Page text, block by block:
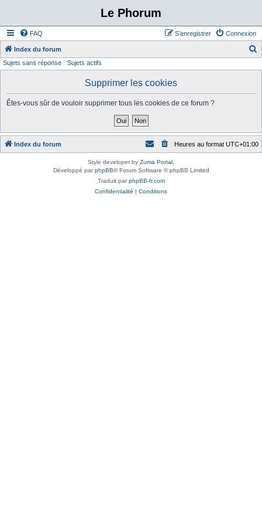
Le Phorum
FAQ Connexion
S’enregistrer
Index du forum
c
h
Sujets sans réponse Sujets actifs
Supprimer les cookies
Êtes-vous sûr de vouloir supprimer tous les cookies de ce forum ?
Index du forum Heures au format UTC+01:00
Style developer by Zuma Portal
Développé parphpBB® Forum Software © phpBB Limited
Traduit parphpBB-fr.com
Confidentialité | Conditions